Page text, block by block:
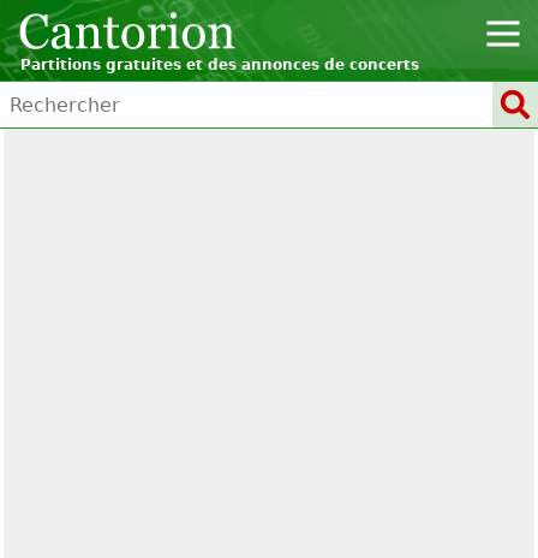
Partitions gratuites et des annonces de concerts